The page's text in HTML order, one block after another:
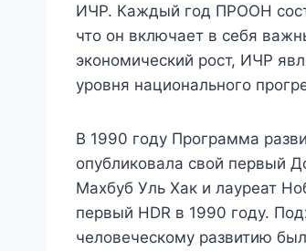
ИЧР. Каждый год ПРООН
что он включает в себя
экономический рост, ИЧР
уровня национального
В 1990 году Программа
опубликовала свой первый
Махбуб Уль Хак и лауреат
первый HDR в 1990 году.
человеческому развитию